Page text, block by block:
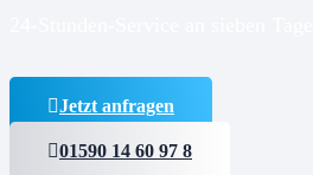
Jetzt anfragen
01590 14 60 97 8